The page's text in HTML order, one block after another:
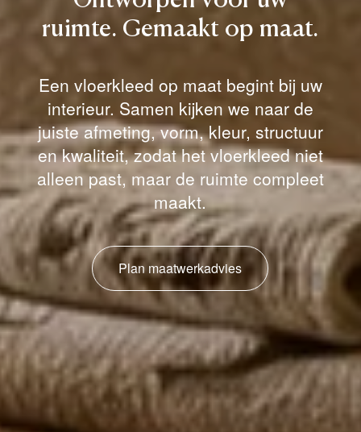
ruimte. Gemaakt op maat.
Een vloerkleed op maat begint bij uw
interieur. Samen kijken we naar de
juiste afmeting, vorm, kleur, structuur
en kwaliteit, zodat het vloerkleed niet
alleen past, maar de ruimte compleet
maakt.
Plan maatwerkadvies